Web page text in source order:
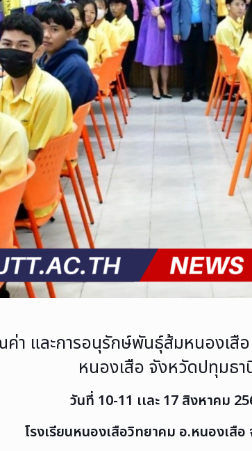
และการอนุรักษ์พันธุ์ส้มหนองเสือ
หนองเสือ จังหวัดปทุมธา
วันที่ 10-11 เเละ 17 สิงหาคม
โรงเรียนหนองเสือวิทยาคม อ.หนองเสื